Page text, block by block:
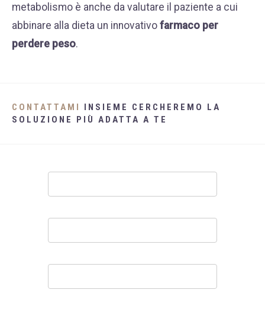
metabolismo è anche da valutare il paziente a cui
abbinare alla dieta un innovativo farmaco per
perdere peso.
CONTATTAMI
INSIEME CERCHEREMO LA
SOLUZIONE PIÙ ADATTA A TE
Contatti